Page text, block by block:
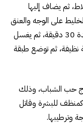
ثم يضاف إليها
على الوجه والعنق
مع الابتعاد عن المنطقة حول العين، ويترك لمدة 30 دقيقة، ثم يغسل
نظيفة، ثم توضع طبقة
حب الشباب، وذلك
كمنظف للبشرة وقاتل
وترطيبها.